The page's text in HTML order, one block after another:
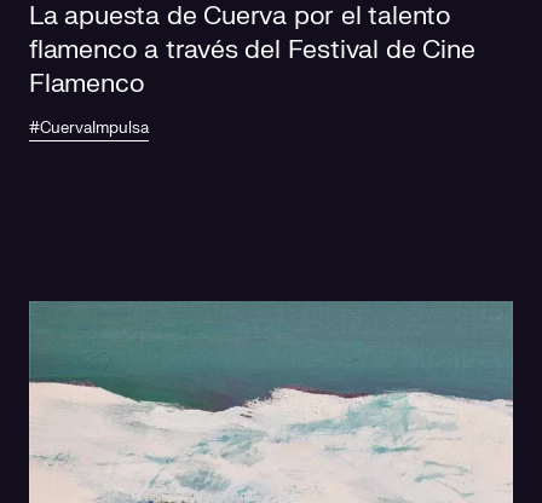
La apuesta de Cuerva por el talento
flamenco a través del Festival de Cine
Flamenco
#CuervaImpulsa